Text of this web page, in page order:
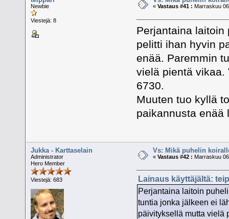
Newbie
Viestejä: 8
«Vastaus #41 : Marraskuu
Perjantaina laitoin
pelitti ihan hyvin
enää. Paremmin
vielä pientä vikaa.
6730.
Muuten tuo kyllä
paikannusta enää
Jukka - Karttaselain
Administrator
Hero Member
Viestejä: 683
Vs: Mikä puhelin
«Vastaus #42 : Marraskuu
Lainaus käyttäjältä:
Perjantaina laitoin
tuntia jonka jälkeen ei
päivityksellä mutta vielä